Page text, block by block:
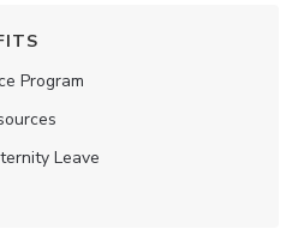
Program
Leave